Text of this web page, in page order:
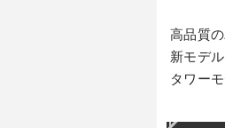
高品質
新モデ
タワー